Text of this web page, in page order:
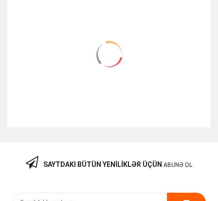
RAM Hynix 16GB PC3L 12800R-11-13-E2
SAYTDAKI BÜTÜN YENILIKLƏR ÜÇÜN ABUNƏ OL